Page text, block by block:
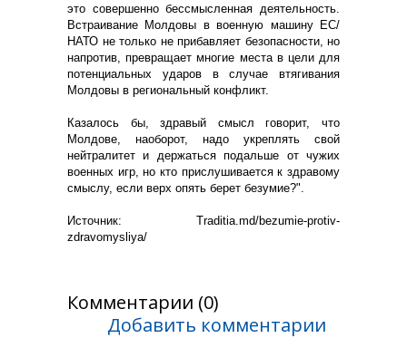
это совершенно бессмысленная деятельность.
Встраивание Молдовы в военную машину ЕС/
НАТО не только не прибавляет безопасности, но
напротив, превращает многие места в цели для
потенциальных ударов в случае втягивания
Молдовы в региональный конфликт.
Казалось бы, здравый смысл говорит, что
Молдове, наоборот, надо укреплять свой
нейтралитет и держаться подальше от чужих
военных игр, но кто прислушивается к здравому
смыслу, если верх опять берет безумие?".
Источник: Тraditia.md/bezumie-protiv-
zdravomysliya/
Комментарии (0)
Добавить комментарии